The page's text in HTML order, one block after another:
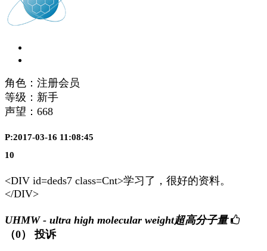
角色：注册会员
等级：新手
声望： 668
P:2017-03-16 11:08:45
10
<DIV id=deds7 class=Cnt>学习了，很好的资料。
</DIV>
UHMW - ultra high molecular weight超高分子量
（0）
投诉